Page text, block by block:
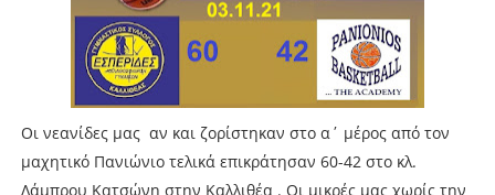
Οι νεανίδες μας αν και ζορίστηκαν στο α΄ μέρος από τον
μαχητικό Πανιώνιο τελικά επικράτησαν 60-42 στο κλ.
Λάμπρου Κατσώνη στην Καλλιθέα . Οι μικρές μας χωρίς την